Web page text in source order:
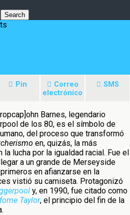
Pin
Correo
electrónico
SMS
Barnes, legendario
de los 80, es el símbolo de
del proceso que transformó
en, quizás, la más
lucha por la igualdad racial. Fue el
a un grande de Merseyside
en afianzarse en la
vistió su camiseta. Protagonizó
y, en 1990, fue citado como
Taylor, el principio del fin de la